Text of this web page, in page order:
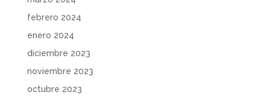
febrero 2024
enero 2024
diciembre 2023
noviembre 2023
octubre 2023